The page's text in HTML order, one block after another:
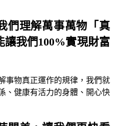
們理解萬事萬物「真
讓我們100%實現財富
事物真正運作的規律，我們就
、健康有活力的身體、開心快